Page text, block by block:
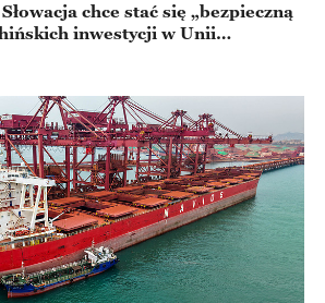
chce stać się „bezpieczną
inwestycji w Unii